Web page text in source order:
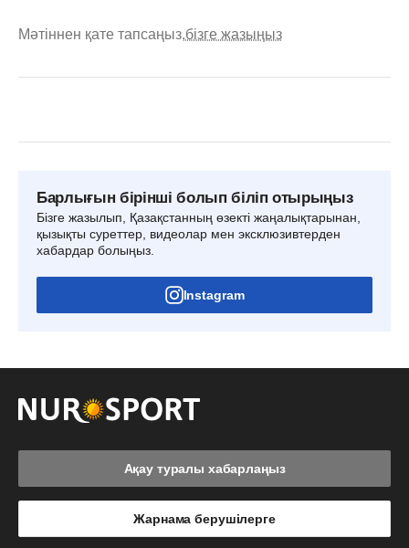
Мәтіннен қате тапсаңыз,бізге жазыңыз
Барлығын бірінші болып біліп отырыңыз
Бізге жазылып, Қазақстанның өзекті жаңалықтарынан,
қызықты суреттер, видеолар мен эксклюзивтерден
хабардар болыңыз.
Instagram
Ақау туралы хабарлаңыз
Жарнама берушілерге